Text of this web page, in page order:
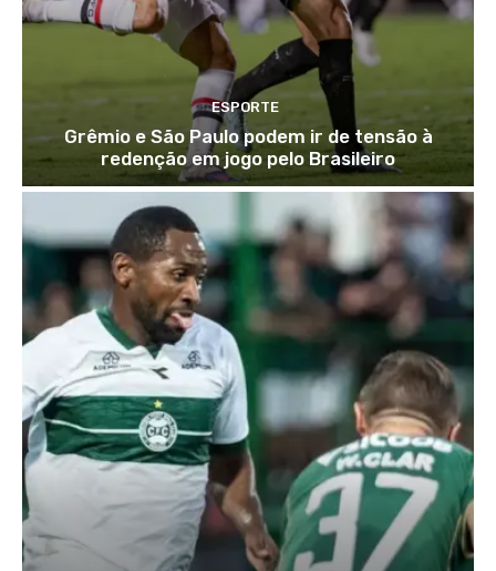
ESPORTE
Grêmio e São Paulo podem ir de tensão à
redenção em jogo pelo Brasileiro